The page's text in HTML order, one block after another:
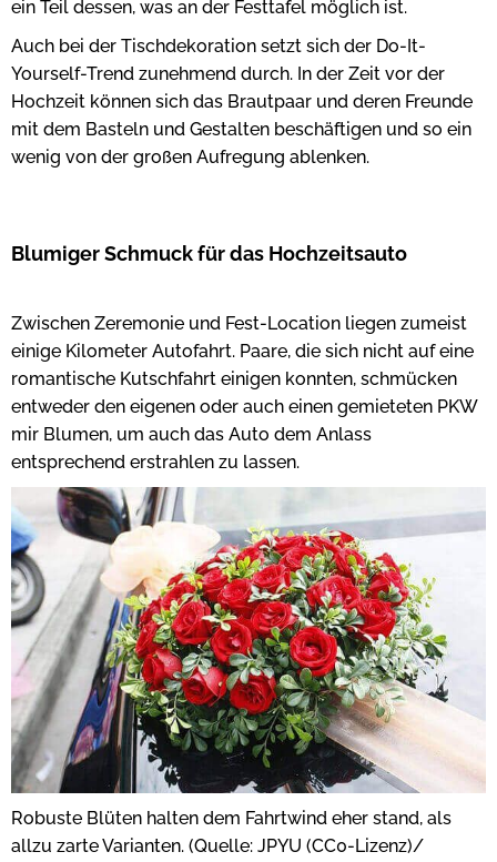
ein Teil dessen, was an der Festtafel möglich ist.
Auch bei der Tischdekoration setzt sich der Do-It-
Yourself-Trend zunehmend durch. In der Zeit vor der
Hochzeit können sich das Brautpaar und deren Freunde
mit dem Basteln und Gestalten beschäftigen und so ein
wenig von der großen Aufregung ablenken.
Blumiger Schmuck für das Hochzeitsauto
Zwischen Zeremonie und Fest-Location liegen zumeist
einige Kilometer Autofahrt. Paare, die sich nicht auf eine
romantische Kutschfahrt einigen konnten, schmücken
entweder den eigenen oder auch einen gemieteten PKW
mir Blumen, um auch das Auto dem Anlass
entsprechend erstrahlen zu lassen.
Robuste Blüten halten dem Fahrtwind eher stand, als
allzu zarte Varianten. (Quelle: JPYU (CC0-Lizenz)/